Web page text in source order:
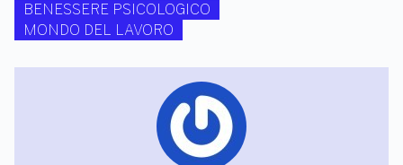
BENESSERE PSICOLOGICO
MONDO DEL LAVORO